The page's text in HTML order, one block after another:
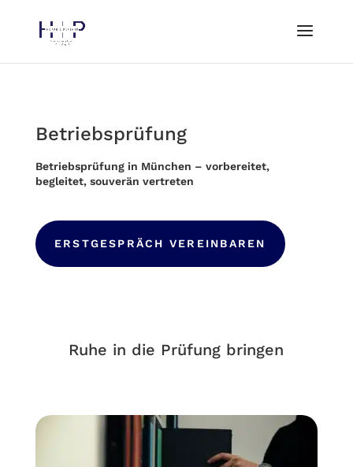
Betriebsprüfung
Betriebsprüfung in München – vorbereitet,
begleitet, souverän vertreten
ERSTGESPRÄCH VEREINBAREN
Ruhe in die Prüfung bringen